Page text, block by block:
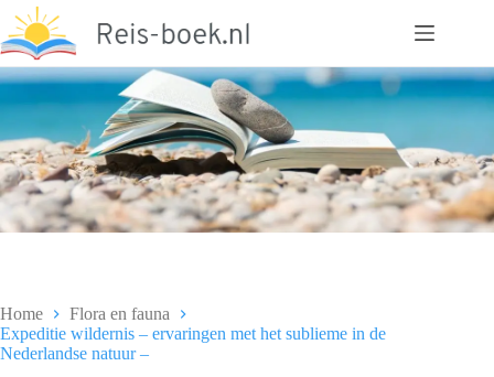
naar
de
inhoud
Home
Flora en fauna
Expeditie wildernis – ervaringen met het sublieme in de
Nederlandse natuur –